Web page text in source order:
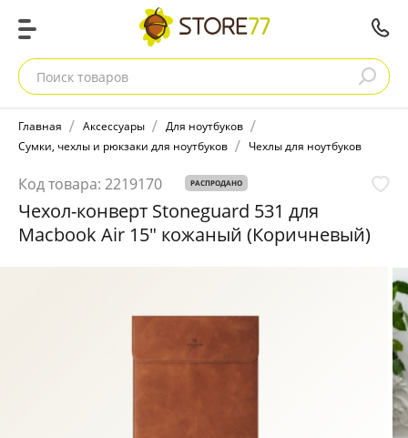
Поиск товаров
Главная Аксессуары
Для ноутбуков
Сумки, чехлы и рюкзаки для ноутбуков
Чехлы для ноутбуков
Код товара: 2219170 РАСПРОДАНО
Чехол-конверт Stoneguard 531 для
Macbook Air 15" кожаный (Коричневый)